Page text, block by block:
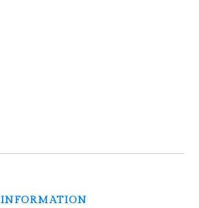
INFORMATION